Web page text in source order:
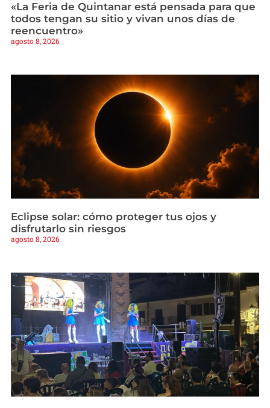
«La Feria de Quintanar está pensada para que
todos tengan su sitio y vivan unos días de
reencuentro»
agosto 8, 2026
Eclipse solar: cómo proteger tus ojos y
disfrutarlo sin riesgos
agosto 8, 2026